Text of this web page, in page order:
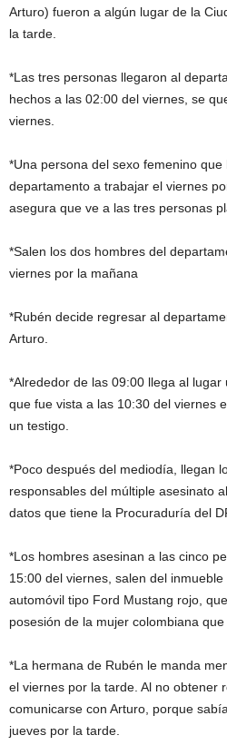
Arturo) fueron a algún lugar de la
la tarde.
*Las tres personas llegaron al
hechos a las 02:00 del viernes, se
viernes.
*Una persona del sexo femenino
departamento a trabajar el viernes
asegura que ve a las tres personas
*Salen los dos hombres del
viernes por la mañana
*Rubén decide regresar al
Arturo.
*Alrededor de las 09:00 llega al lugar
que fue vista a las 10:30 del viernes
un testigo.
*Poco después del mediodía, llegan
responsables del múltiple asesinato
datos que tiene la Procuraduría del
*Los hombres asesinan a las cinco
15:00 del viernes, salen del
automóvil tipo Ford Mustang rojo,
posesión de la mujer colombiana
*La hermana de Rubén le manda
el viernes por la tarde. Al no obtener
comunicarse con Arturo, porque
jueves por la tarde.